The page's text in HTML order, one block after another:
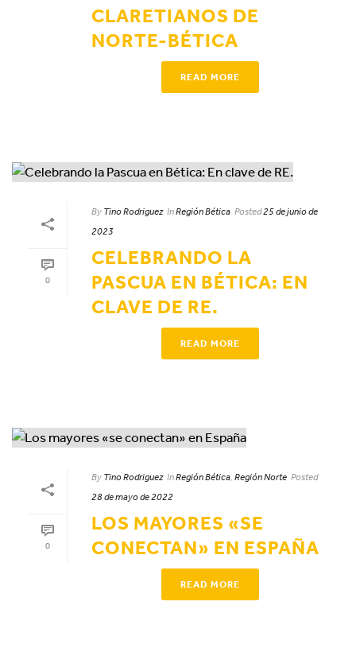
CLARETIANOS DE
NORTE-BÉTICA
READ MORE
0
By Tino Rodriguez InRegión Bética Posted25 de junio de
2023
CELEBRANDO LA
PASCUA EN BÉTICA: EN
CLAVE DE RE.
READ MORE
0
By Tino Rodriguez InRegión Bética, Región Norte Posted
28 de mayo de 2022
LOS MAYORES «SE
CONECTAN» EN ESPAÑA
READ MORE